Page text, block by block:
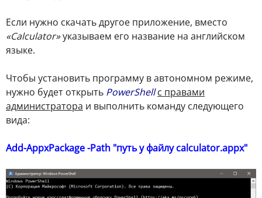
Если нужно скачать другое приложение, вместо
«Calculator»указываем его название на английском
языке.
Чтобы установить программу в автономном режиме,
нужно будет открыть PowerShell с правами
администратора и выполнить команду следующего
вида:
Add-AppxPackage -Path "путь у файлу calculator.appx"